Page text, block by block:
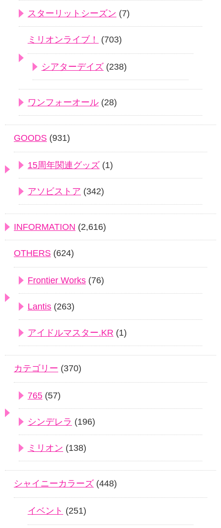
スターリットシーズン (7)
ミリオンライブ！ (703)
シアターデイズ (238)
ワンフォーオール (28)
GOODS (931)
15周年関連グッズ (1)
アソビストア (342)
INFORMATION (2,616)
OTHERS (624)
Frontier Works (76)
Lantis (263)
アイドルマスター.KR (1)
カテゴリー (370)
765 (57)
シンデレラ (196)
ミリオン (138)
シャイニーカラーズ (448)
イベント (251)